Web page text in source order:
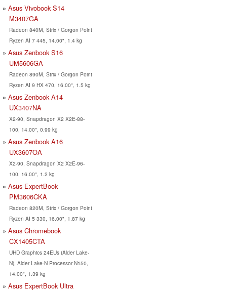
Asus Vivobook S14
M3407GA
Radeon 840M, Strix / Gorgon Point
Ryzen AI 7 445, 14.00", 1.4 kg
Asus Zenbook S16
UM5606GA
Radeon 890M, Strix / Gorgon Point
Ryzen AI 9 HX 470, 16.00", 1.5 kg
Asus Zenbook A14
UX3407NA
X2-90, Snapdragon X2 X2E-88-
100, 14.00", 0.99 kg
Asus Zenbook A16
UX3607OA
X2-90, Snapdragon X2 X2E-96-
100, 16.00", 1.2 kg
Asus ExpertBook
PM3606CKA
Radeon 820M, Strix / Gorgon Point
Ryzen AI 5 330, 16.00", 1.87 kg
Asus Chromebook
CX1405CTA
UHD Graphics 24EUs (Alder Lake-
N), Alder Lake-N Processor N150,
14.00", 1.39 kg
Asus ExpertBook Ultra